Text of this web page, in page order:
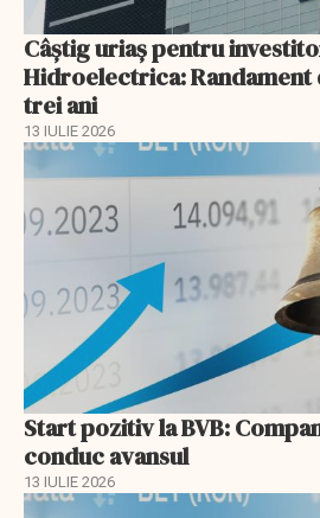
Câștig uriaș pentru
Hidroelectrica: Randament
trei ani
13 IULIE 2026
Start pozitiv la BVB:
conduc avansul
13 IULIE 2026